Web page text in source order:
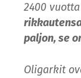
2400
paljon, se
Oligarkit